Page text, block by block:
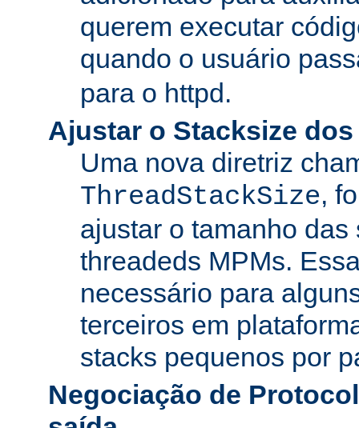
querem executar
quando o usuário
para o httpd.
Ajustar o Stacksize
Uma nova diretriz
ThreadStackSize,
ajustar o tamanho
threadeds MPMs.
necessário para
terceiros em
stacks pequenos por
Negociação de